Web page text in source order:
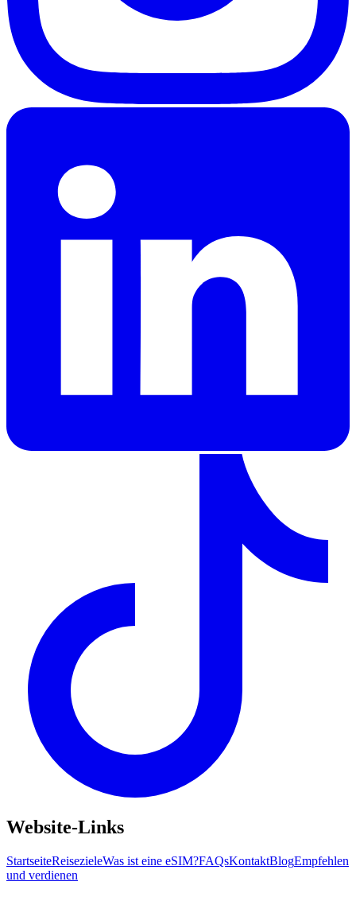
Website-Links
StartseiteReisezieleWas ist eine eSIM?FAQsKontaktBlogEmpfehlen
und verdienen